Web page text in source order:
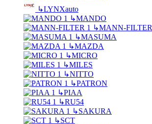
↳LYNXauto
↳MANDO
↳MANN-FILTER
↳MASUMA
↳MAZDA
↳MICRO
↳MILES
↳NITTO
↳PATRON
↳PIAA
↳RU54
↳SAKURA
↳SCT